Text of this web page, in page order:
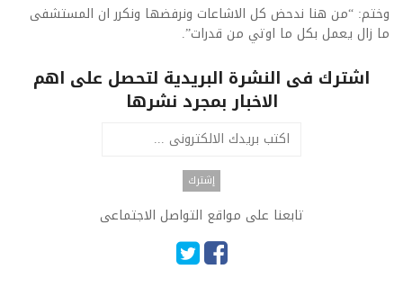
وختم: “من هنا ندحض كل الاشاعات ونرفضها ونكرر ان المستشفى
ما زال يعمل بكل ما اوتي من قدرات”.
اشترك فى النشرة البريدية لتحصل على اهم
الاخبار بمجرد نشرها
تابعنا على مواقع التواصل الاجتماعى